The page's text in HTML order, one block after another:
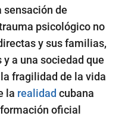
sensación de
psicológico no
y sus familias,
a una sociedad que
fragilidad de la vida
la realidad cubana
oficial